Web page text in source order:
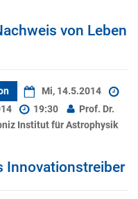
von Leben
Mi, 14.5.2014
19:30
Prof. Dr.
Institut für Astrophysik
Innovationstreiber